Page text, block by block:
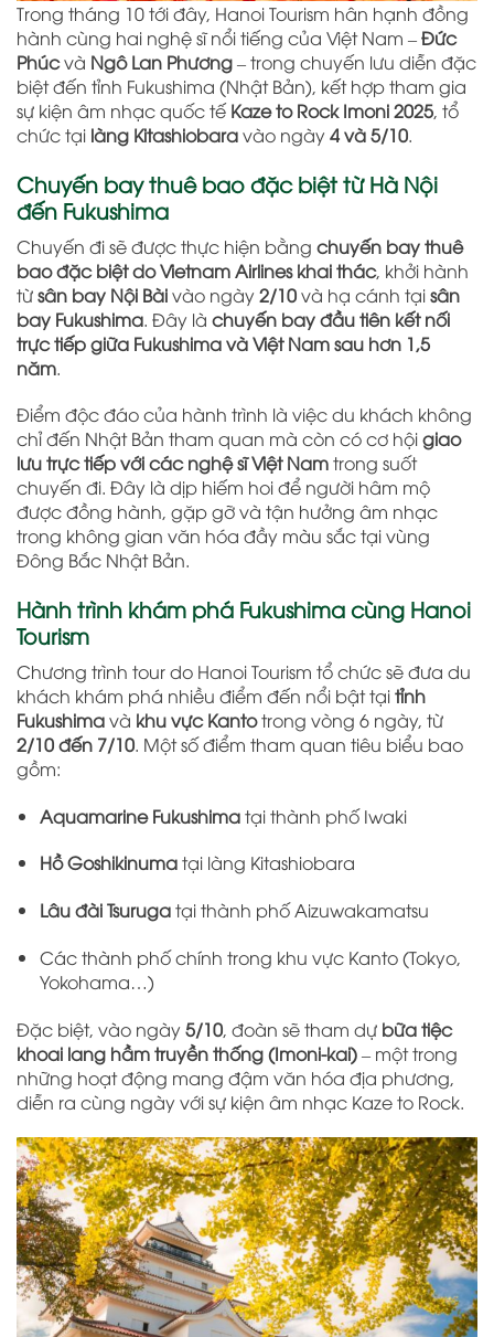
Trong tháng 10 tới đây, Hanoi Tourism hân hạnh đồng
hành cùng hai nghệ sĩ nổi tiếng của Việt Nam –Đức
Phúcvà Ngô Lan Phương– trong chuyến lưu diễn đặc
biệt đến tỉnh Fukushima (Nhật Bản), kết hợp tham gia
sự kiện âm nhạc quốc tếKaze to Rock Imoni 2025, tổ
chức tại làng Kitashiobaravào ngày4 và 5/10.
Chuyến bay thuê bao đặc biệt từ Hà Nội
đến Fukushima
Chuyến đi sẽ được thực hiện bằng chuyến bay thuê
bao đặc biệt do Vietnam Airlines khai thác, khởi hành
từsân bay Nội Bàivào ngày2/10và hạ cánh tạisân
bay Fukushima. Đây là chuyến bay đầu tiên kết nối
trực tiếp giữa Fukushima và Việt Nam sau hơn 1,5
năm.
Điểm độc đáo của hành trình là việc du khách không
chỉ đến Nhật Bản tham quan mà còn có cơ hộigiao
lưu trực tiếp với các nghệ sĩ Việt Namtrong suốt
chuyến đi. Đây là dịp hiếm hoi để người hâm mộ
được đồng hành, gặp gỡ và tận hưởng âm nhạc
trong không gian văn hóa đầy màu sắc tại vùng
Đông Bắc Nhật Bản.
Hành trình khám phá Fukushima cùng Hanoi
Tourism
Chương trình tour do Hanoi Tourism tổ chức sẽ đưa du
khách khám phá nhiều điểm đến nổi bật tạitỉnh
Fukushimavà khu vực Kantotrong vòng 6 ngày, từ
2/10 đến 7/10. Một số điểm tham quan tiêu biểu bao
gồm:
Aquamarine Fukushimatại thành phố Iwaki
Hồ Goshikinumatại làng Kitashiobara
Lâu đài Tsurugatại thành phố Aizuwakamatsu
Các thành phố chính trong khu vực Kanto (Tokyo,
Yokohama…)
Đặc biệt, vào ngày5/10, đoàn sẽ tham dự bữa tiệc
khoai lang hầm truyền thống (Imoni-kai)– một trong
những hoạt động mang đậm văn hóa địa phương,
diễn ra cùng ngày với sự kiện âm nhạc Kaze to Rock.